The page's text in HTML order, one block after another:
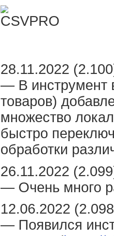
28.11.2022
— В инструмент
товаров)
множество
быстро
обработки
26.11.2022
— Очень много
12.06.2022
— Появился